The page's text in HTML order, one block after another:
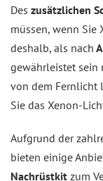
Des zusätzlichen
müssen, wenn Sie
deshalb, als nach
gewährleistet sein
von dem Fernlicht
Sie das Xenon-
Aufgrund der
bieten einige
Nachrüstkit zum